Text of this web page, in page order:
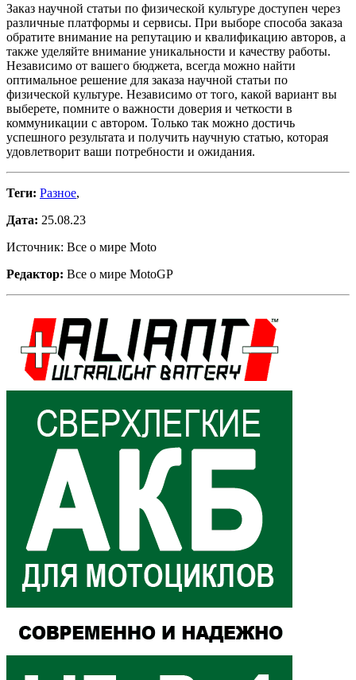
Заказ научной статьи по физической культуре доступен через
различные платформы и сервисы. При выборе способа заказа
обратите внимание на репутацию и квалификацию авторов, а
также уделяйте внимание уникальности и качеству работы.
Независимо от вашего бюджета, всегда можно найти
оптимальное решение для заказа научной статьи по
физической культуре. Независимо от того, какой вариант вы
выберете, помните о важности доверия и четкости в
коммуникации с автором. Только так можно достичь
успешного результата и получить научную статью, которая
удовлетворит ваши потребности и ожидания.
Теги: Разное,
Дата: 25.08.23
Источник: Все о мире Moto
Редактор: Все о мире MotoGP